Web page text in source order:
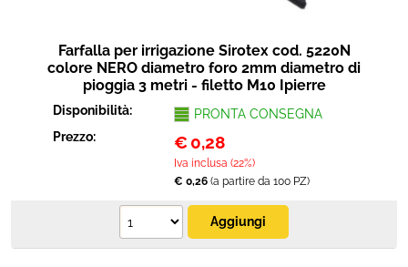
Farfalla per irrigazione Sirotex cod. 5220N
colore NERO diametro foro 2mm diametro di
pioggia 3 metri - filetto M10 Ipierre
Disponibilità:
PRONTA CONSEGNA
Prezzo:
€ 0,28
Iva inclusa (22%)
€ 0,26(a partire da 100 PZ)